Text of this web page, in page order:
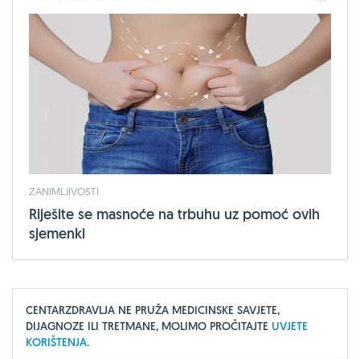
ZANIMLJIVOSTI
Riješite se masnoće na trbuhu uz pomoć ovih
sjemenki
CENTARZDRAVLJA NE PRUŽA MEDICINSKE SAVJETE,
DIJAGNOZE ILI TRETMANE, MOLIMO PROČITAJTE UVJETE
KORIŠTENJA.